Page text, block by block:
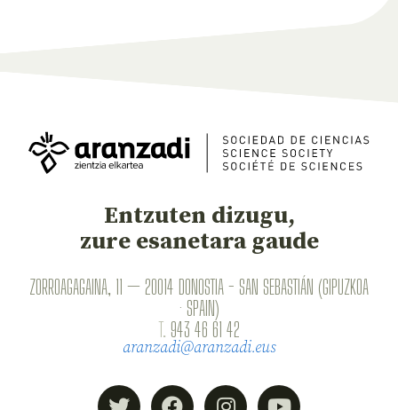
Entzuten dizugu,
zure esanetara gaude
ZORROAGAGAINA, 11 — 20014 DONOSTIA - SAN SEBASTIÁN (GIPUZKOA
· SPAIN)
T. 943 46 61 42
aranzadi@aranzadi.eus